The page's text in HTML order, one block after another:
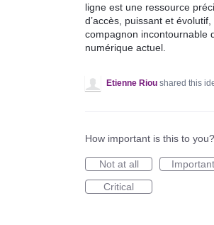
ligne est une ressource
d’accès, puissant et
compagnon incontournable
numérique actuel.
Etienne Riou shared this
How important is this to you?
Not at all
Important
Critical